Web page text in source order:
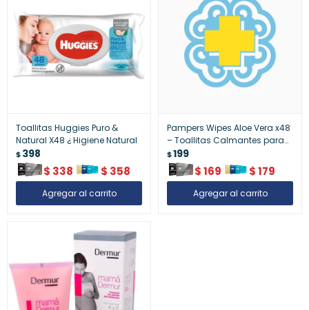
Toallitas Huggies Puro &
Natural X48 ¿ Higiene Natural
$398
$ 338 $ 358
Pampers Wipes Aloe Vera x48
– Toallitas Calmantes para
Bebés
$199
$169 $179